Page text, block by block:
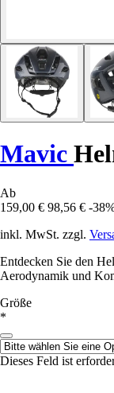
Mavic
Ab
159,00 € 98,56 € -
inkl. MwSt. zzgl.
Entdecken Sie den
Aerodynamik und
Größe
*
Dieses Feld ist